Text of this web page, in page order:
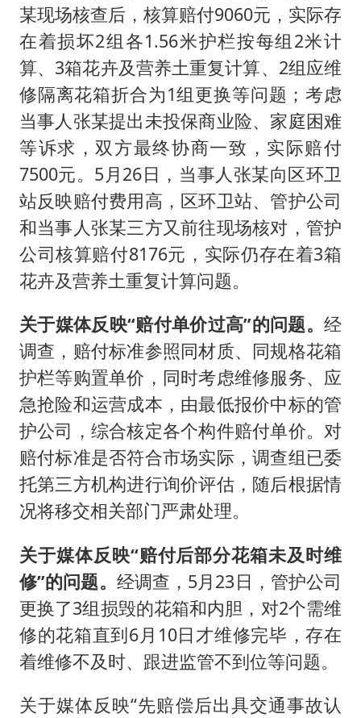
某现场核查后，核算赔付9060元，实际存
在着损坏2组各1.56米护栏按每组2米计
算、3箱花卉及营养土重复计算、2组应维
修隔离花箱折合为1组更换等问题；考虑
当事人张某提出未投保商业险、家庭困难
等诉求，双方最终协商一致，实际赔付
7500元。5月26日，当事人张某向区环卫
站反映赔付费用高，区环卫站、管护公司
和当事人张某三方又前往现场核对，管护
公司核算赔付8176元，实际仍存在着3箱
花卉及营养土重复计算问题。
关于媒体反映“赔付单价过高”的问题。经
调查，赔付标准参照同材质、同规格花箱
护栏等购置单价，同时考虑维修服务、应
急抢险和运营成本，由最低报价中标的管
护公司，综合核定各个构件赔付单价。对
赔付标准是否符合市场实际，调查组已委
托第三方机构进行询价评估，随后根据情
况将移交相关部门严肃处理。
关于媒体反映“赔付后部分花箱未及时维
修”的问题。 经调查，5月23日，管护公司
更换了3组损毁的花箱和内胆，对2个需维
修的花箱直到6月10日才维修完毕，存在
着维修不及时、跟进监管不到位等问题。
关于媒体反映“先赔偿后出具交通事故认